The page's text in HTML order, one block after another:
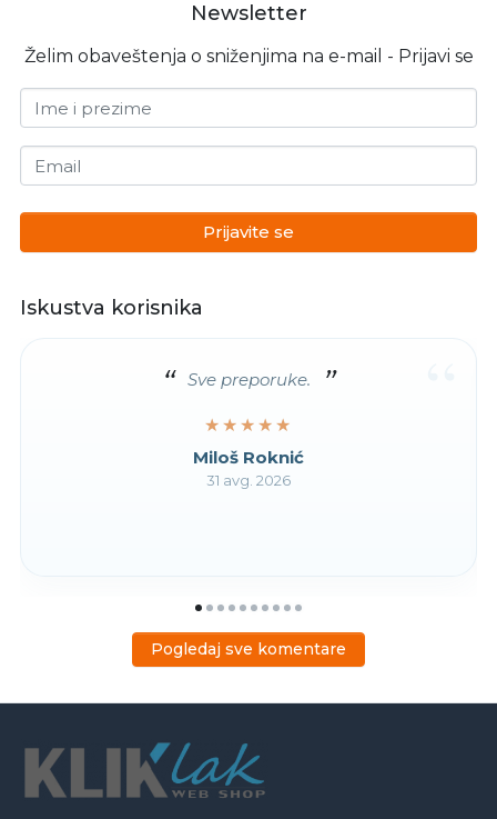
Newsletter
Želim obaveštenja o sniženjima na e-mail - Prijavi se
Ime i prezime
Email
Prijavite se
Iskustva korisnika
Sve preporuke.
★★★★★
★★★★★
Miloš Roknić
31 avg. 2026
Pogledaj sve komentare